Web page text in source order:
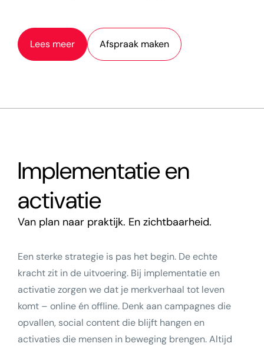
Lees meer Afspraak maken
Implementatie en
activatie
Van plan naar praktijk. En zichtbaarheid.
Een sterke strategie is pas het begin. De echte
kracht zit in de uitvoering. Bij implementatie en
activatie zorgen we dat je merkverhaal tot leven
komt – online én offline. Denk aan campagnes die
opvallen, social content die blijft hangen en
activaties die mensen in beweging brengen. Altijd